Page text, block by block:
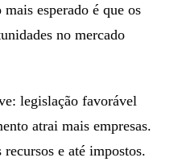
esperado é que os
no mercado
legislação favorável
atrai mais empresas.
e até impostos.